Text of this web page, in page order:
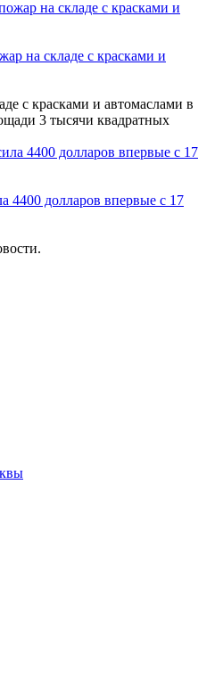
на складе с красками и
с красками и автомаслами в
3 тысячи квадратных
4400 долларов впервые с 17